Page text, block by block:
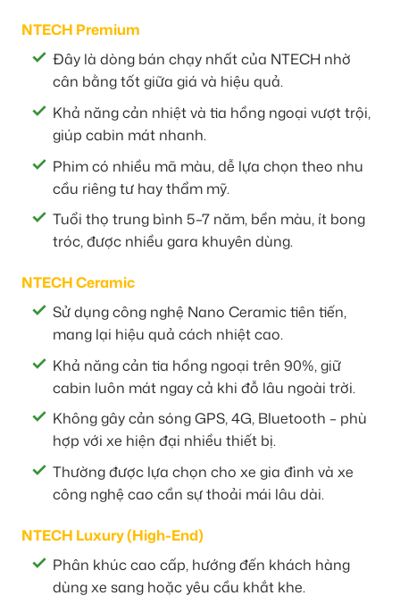
NTECH Premium
Đây là dòng bán chạy nhất của NTECH nhờ
cân bằng tốt giữa giá và hiệu quả.
Khả năng cản nhiệt và tia hồng ngoại vượt trội,
giúp cabin mát nhanh.
Phim có nhiều mã màu, dễ lựa chọn theo nhu
cầu riêng tư hay thẩm mỹ.
Tuổi thọ trung bình 5–7 năm, bền màu, ít bong
tróc, được nhiều gara khuyên dùng.
NTECH Ceramic
Sử dụng công nghệ Nano Ceramic tiên tiến,
mang lại hiệu quả cách nhiệt cao.
Khả năng cản tia hồng ngoại trên 90%, giữ
cabin luôn mát ngay cả khi đỗ lâu ngoài trời.
Không gây cản sóng GPS, 4G, Bluetooth – phù
hợp với xe hiện đại nhiều thiết bị.
Thường được lựa chọn cho xe gia đình và xe
công nghệ cao cần sự thoải mái lâu dài.
NTECH Luxury (High-End)
Phân khúc cao cấp, hướng đến khách hàng
dùng xe sang hoặc yêu cầu khắt khe.